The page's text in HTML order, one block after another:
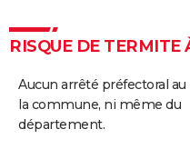
RISQUE DE
Aucun arrêté préfectoral au
la commune, ni même du
département.